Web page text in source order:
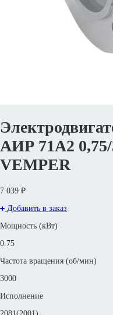
АИР 71А2 0,75/
VEMPER
7 039 ₽
Добавить в заказ
Мощность (кВт)
0.75
Частота вращения (об/мин)
3000
Исполнение